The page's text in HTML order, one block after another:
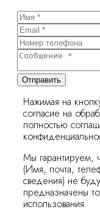
Отправить
Нажимая на
согласие на
полностью
Мы гарантируем,
(Имя, почта,
сведения) не
предназначены
использования